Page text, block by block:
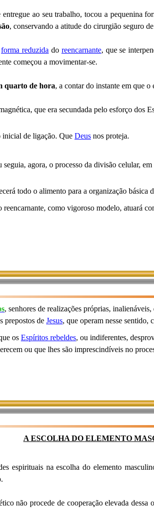
ao seu trabalho, tocou a pequenina
, conservando a atitude do cirurgião seguro
forma reduzida do reencarnante, que se
começou a movimentar-se.
quarto de hora, a contar do instante em que
que era secundada pelo esforço dos
de ligação. Que Deus nos proteja.
seguia, agora, o processo da divisão celular,
todo o alimento para a organização básica
como vigoroso modelo, atuará
, senhores de realizações próprias,
prepostos de Jesus, que operam nesse sentido,
os Espíritos rebeldes, ou indiferentes,
ou que lhes são imprescindíveis no
A ESCOLHA DO ELEMENTO
espirituais na escolha do elemento
não procede de cooperação elevada